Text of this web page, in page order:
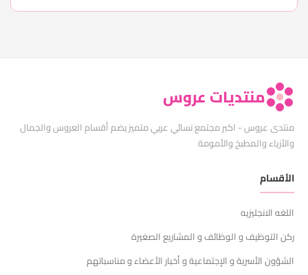
منتديات عروس
منتدى عروس - اكبر مجتمع نسائي عربي متميز يضم أقسام العروس والجمال
والأزياء والمطبخ والأمومة
الأقسام
اللغه الانجليزيه
ركن التوظيف و الوظائف و المشاريع الصغيرة
الشؤون الأسرية و الإجتماعية و أخبار الأعضاء و مناسباتهم